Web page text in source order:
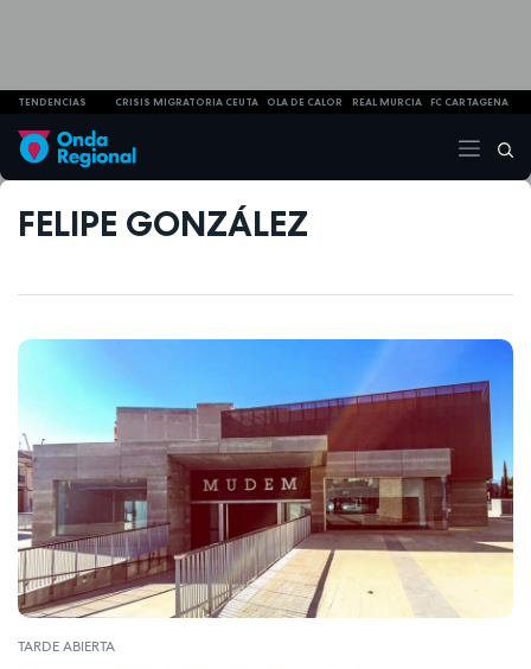
TENDENCIAS CRISIS MIGRATORIA CEUTA OLA DE CALOR REAL MURCIA FC CARTAGENA
FELIPE GONZÁLEZ
TARDE ABIERTA